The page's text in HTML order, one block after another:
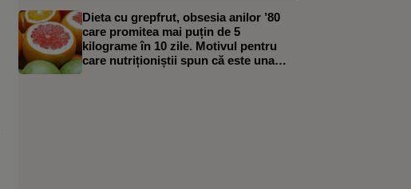
Dieta cu grepfrut, obsesia anilor ’80
care promitea mai puțin de 5
kilograme în 10 zile. Motivul pentru
care nutriționiștii spun că este una